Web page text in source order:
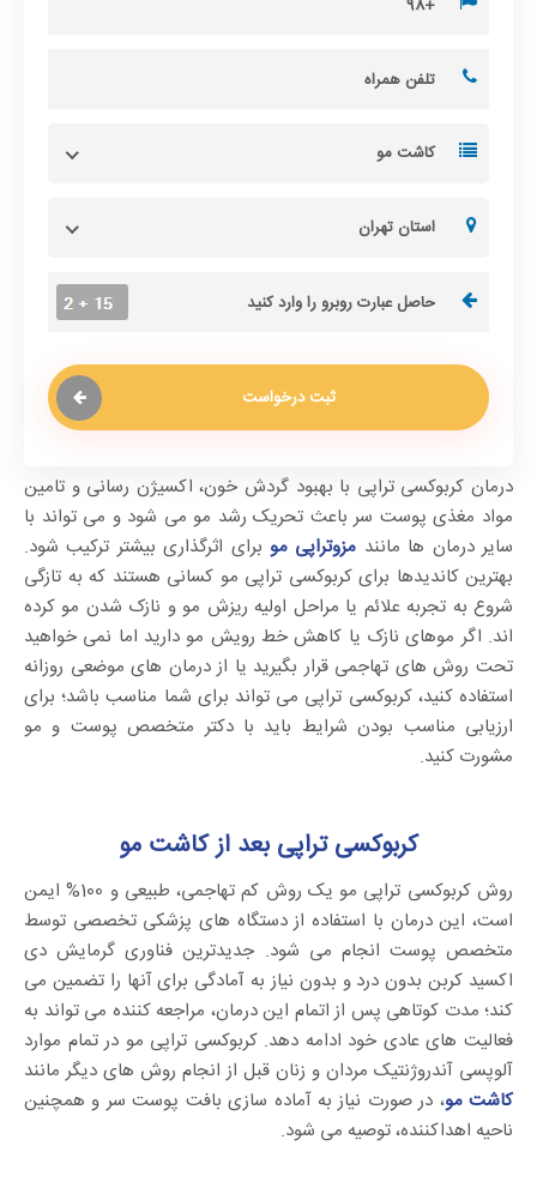
کاشت مو
استان تهران
ثبت درخواست
درمان کربوکسی تراپی با بهبود گردش خون، اکسیژن رسانی و تامین
مواد مغذی پوست سر باعث تحریک رشد مو می شود و می تواند با
سایر درمان ها مانند مزوتراپی مو برای اثرگذاری بیشتر ترکیب شود.
بهترین کاندیدها برای کربوکسی تراپی مو کسانی هستند که به تازگی
شروع به تجربه علائم یا مراحل اولیه ریزش مو و نازک شدن مو کرده
اند. اگر موهای نازک یا کاهش خط رویش مو دارید اما نمی خواهید
تحت روش های تهاجمی قرار بگیرید یا از درمان های موضعی روزانه
استفاده کنید، کربوکسی تراپی می تواند برای شما مناسب باشد؛ برای
ارزیابی مناسب بودن شرایط باید با دکتر متخصص پوست و مو
مشورت کنید.
کربوکسی تراپی بعد از کاشت مو
روش کربوکسی تراپی مو یک روش کم تهاجمی، طبیعی و 100% ایمن
است، این درمان با استفاده از دستگاه های پزشکی تخصصی توسط
متخصص پوست انجام می شود. جدیدترین فناوری گرمایش دی
اکسید کربن بدون درد و بدون نیاز به آمادگی برای آنها را تضمین می
کند؛ مدت کوتاهی پس از اتمام این درمان، مراجعه کننده می تواند به
فعالیت های عادی خود ادامه دهد. کربوکسی تراپی مو در تمام موارد
آلوپسی آندروژنتیک مردان و زنان قبل از انجام روش های دیگر مانند
کاشت مو، در صورت نیاز به آماده سازی بافت پوست سر و همچنین
ناحیه اهداکننده، توصیه می شود.